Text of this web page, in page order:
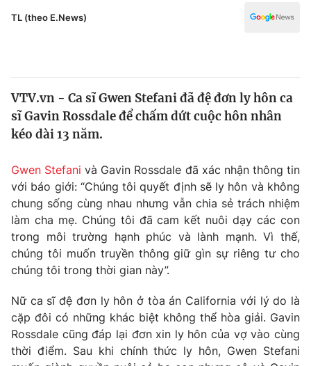
Pháp luật
Thế giới
Tin tức
Câu chuyện quốc tế
Kinh tế
Tài chính
Thị trường
Góc doanh nghiệp
Dữ liệu và đời sống
Truyền hình
Phim VTV
Hậu trường
Nhân vật
Khán giả
Giải trí
Điện ảnh
Âm nhạc
Sao
Đời sống
Du lịch
Làm đẹp
Giáo dục
Công nghệ
TL (theo E.News)
VTV.vn - Ca sĩ Gwen Stefani đã đệ đơn ly hôn ca
sĩ Gavin Rossdale để chấm dứt cuộc hôn nhân
kéo dài 13 năm.
Gwen Stefani và Gavin Rossdale đã xác nhận thông tin
với báo giới: “Chúng tôi quyết định sẽ ly hôn và không
chung sống cùng nhau nhưng vẫn chia sẻ trách nhiệm
làm cha mẹ. Chúng tôi đã cam kết nuôi dạy các con
trong môi trường hạnh phúc và lành mạnh. Vì thế,
chúng tôi muốn truyền thông giữ gìn sự riêng tư cho
chúng tôi trong thời gian này”.
Nữ ca sĩ đệ đơn ly hôn ở tòa án California với lý do là
cặp đôi có những khác biệt không thể hòa giải. Gavin
Rossdale cũng đáp lại đơn xin ly hôn của vợ vào cùng
thời điểm. Sau khi chính thức ly hôn, Gwen Stefani